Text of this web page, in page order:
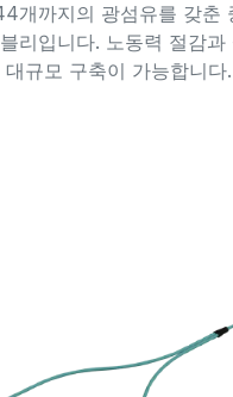
개까지의 광섬유를 갖춘
리입니다. 노동력 절감
규모 구축이 가능합니다.